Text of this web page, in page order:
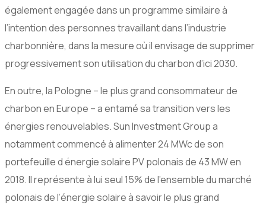
également engagée dans un programme similaire à
l’intention des personnes travaillant dans l’industrie
charbonnière, dans la mesure où il envisage de supprimer
progressivement son utilisation du charbon d’ici 2030.
En outre, la Pologne – le plus grand consommateur de
charbon en Europe – a entamé sa transition vers les
énergies renouvelables. Sun Investment Group a
notamment commencé à alimenter 24 MWc de son
portefeuille d énergie solaire PV polonais de 43 MW en
2018. Il représente à lui seul 15% de l’ensemble du marché
polonais de l’énergie solaire à savoir le plus grand